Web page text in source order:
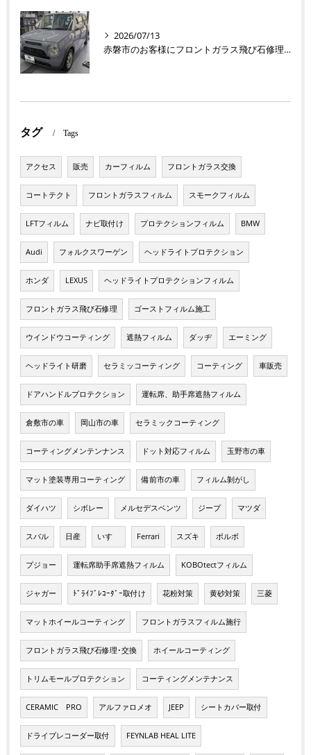
2026/07/13
赤磐市のお客様にフロントガラス飛び石修理 ラパン【nexus株式会社】
タグ Tags
アクセス 販売 カーフィルム フロントガラス交換
コートテクト フロントガラスフィルム スモークフィルム
LFTフィルム ナビ取付け プロテクションフィルム BMW
Audi フォルクスワーゲン ヘッドライトプロテクション
ホンダ LEXUS ヘッドライトプロテクションフィルム
フロントガラス飛び石修理 ゴーストフィルム施工
ウインドウコーティング 遮熱フィルム ダッヂ エーミング
ヘッドライト研磨 セラミッコーティング コーティング 車販売
ドアハンドルプロテクション 運転席、助手席遮熱フィルム
倉敷市の車 岡山市の車 セラミックコーティング
コーティングメンテンナンス ドット対応フィルム 玉野市の車
マット塗装専用コーティング 備前市の車 フィルム剝がし
ダイハツ シボレー メルセデスベンツ ジープ マツダ
スバル 日産 いすゞ Ferrari スズキ ボルボ
プジョー 運転席助手席遮熱フィルム KOBOtectフィルム
ジャガー ﾄﾞﾗｲﾌﾞﾚｺｰﾀﾞｰ取付け 花粉対策 黄砂対策 三菱
マットホイールコーティング フロントガラスフィルム施行
フロントガラス飛び石修理･交換 ホイールコーティング
トリムモールプロテクション コーティングメンテナンス
CERAMIC PRO アルファロメオ JEEP シートカバー取付
ドライブレコーダー取付 FEYNLAB HEAL LITE